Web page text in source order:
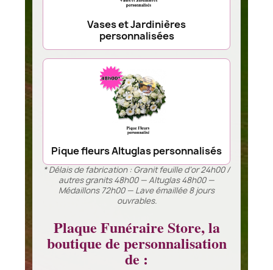
Vases et Jardinières
personnalisées
Pique fleurs Altuglas personnalisés
* Délais de fabrication : Granit feuille d’or 24h00 /
autres granits 48h00 — Altuglas 48h00 —
Médaillons 72h00 — Lave émaillée 8 jours
ouvrables.
Plaque Funéraire Store, la
boutique de personnalisation
de :